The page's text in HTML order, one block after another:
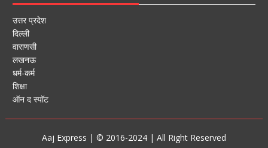
उत्तर प्रदेश
दिल्ली
वाराणसी
लखनऊ
धर्म-कर्म
शिक्षा
ऑन द स्पॉट
Aaj Express | © 2016-2024 | All Right Reserved